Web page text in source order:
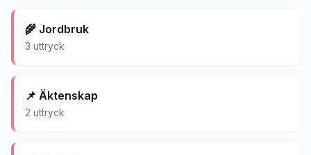
🌾 Jordbruk
3 uttryck
📌 Äktenskap
2 uttryck